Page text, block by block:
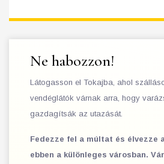
Ne habozzon!
Látogasson el Tokajba, ahol
vendéglátók várnak arra, hogy
gazdagítsák az utazását.
Fedezze fel a múltat és élvezze
ebben a különleges városban.